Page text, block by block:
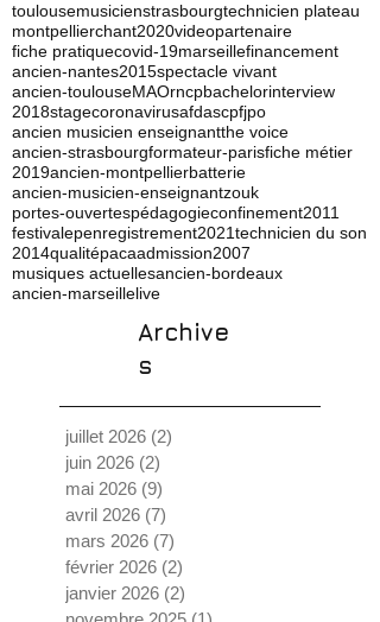
toulousemusicienstrasbourgtechnicien plateau
montpellierchant2020videopartenaire
fiche pratiquecovid-19marseillefinancement
ancien-nantes2015spectacle vivant
ancien-toulouseMAOrncpbachelorinterview
2018stagecoronavirusafdascpfjpo
ancien musicien enseignantthe voice
ancien-strasbourgformateur-parisfiche métier
2019ancien-montpellierbatterie
ancien-musicien-enseignantzouk
portes-ouvertespédagogieconfinement2011
festivalepenregistrement2021technicien du son
2014qualitépacaadmission2007
musiques actuellesancien-bordeaux
ancien-marseillelive
Archive
s
juillet 2026 (2)
juin 2026 (2)
mai 2026 (9)
avril 2026 (7)
mars 2026 (7)
février 2026 (2)
janvier 2026 (2)